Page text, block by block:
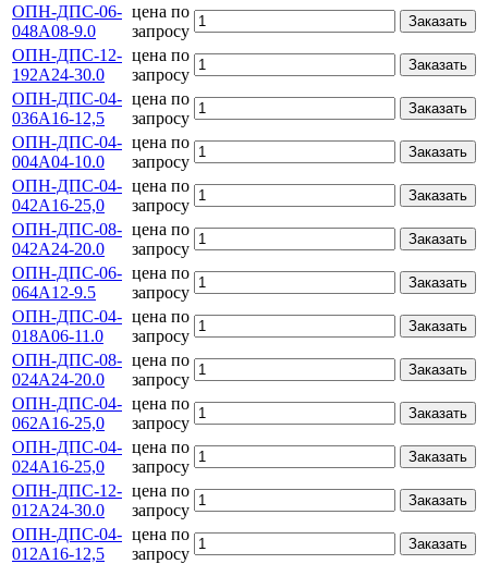
ОПН-ДПС-06-
048А08-9.0
цена по
запросу
Заказать
ОПН-ДПС-12-
192А24-30.0
цена по
запросу
Заказать
ОПН-ДПС-04-
036А16-12,5
цена по
запросу
Заказать
ОПН-ДПС-04-
004А04-10.0
цена по
запросу
Заказать
ОПН-ДПС-04-
042А16-25,0
цена по
запросу
Заказать
ОПН-ДПС-08-
042А24-20.0
цена по
запросу
Заказать
ОПН-ДПС-06-
064А12-9.5
цена по
запросу
Заказать
ОПН-ДПС-04-
018А06-11.0
цена по
запросу
Заказать
ОПН-ДПС-08-
024А24-20.0
цена по
запросу
Заказать
ОПН-ДПС-04-
062А16-25,0
цена по
запросу
Заказать
ОПН-ДПС-04-
024А16-25,0
цена по
запросу
Заказать
ОПН-ДПС-12-
012А24-30.0
цена по
запросу
Заказать
ОПН-ДПС-04-
012А16-12,5
цена по
запросу
Заказать